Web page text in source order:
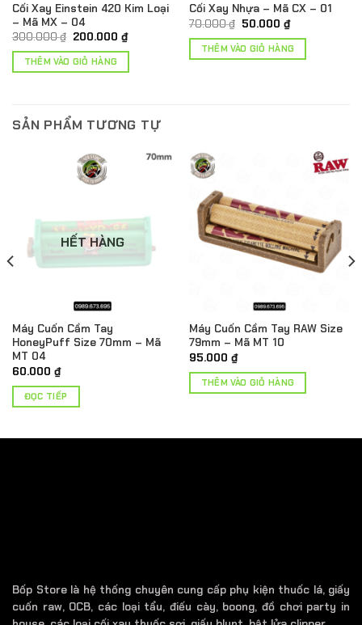
Cối Xay Einstein 420 Kim Loại
– Mã MX – 04
300.000₫ Giá
là:
300.000 ₫.
200.000 ₫Giá
hiện
tại
THÊM VÀO GIỎ HÀNG
Cối Xay Nhựa – Mã CX – 01
70.000₫ Giá
là:
70.000 ₫.
50.000 ₫Giá
hiện
tại
là:
THÊM VÀO GIỎ HÀNG
SẢN PHẨM TƯƠNG TỰ
HẾT HÀNG
Máy Cuốn Cầm Tay
HoneyPuff Size 70mm – Mã
MT 04
60.000 ₫
ĐỌC TIẾP
Máy Cuốn Cầm Tay RAW Size
79mm – Mã MT 10
95.000 ₫
THÊM VÀO GIỎ HÀNG
Bốp Store là hệ thống chuyên cung cấp phụ kiện thuốc lá, giấy
cuốn raw, OCB, các loại tẩu, điếu cày, boong, đồ chơi party in